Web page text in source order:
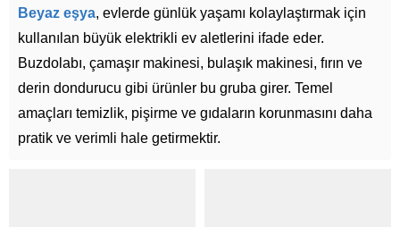
Beyaz eşya, evlerde günlük yaşamı kolaylaştırmak için
kullanılan büyük elektrikli ev aletlerini ifade eder.
Buzdolabı, çamaşır makinesi, bulaşık makinesi, fırın ve
derin dondurucu gibi ürünler bu gruba girer. Temel
amaçları temizlik, pişirme ve gıdaların korunmasını daha
pratik ve verimli hale getirmektir.